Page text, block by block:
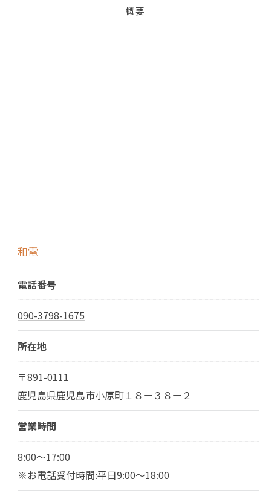
概要
和電
電話番号
090-3798-1675
所在地
〒891-0111
鹿児島県鹿児島市小原町１８ー３８ー２
営業時間
8:00～17:00
※お電話受付時間:平日9:00～18:00